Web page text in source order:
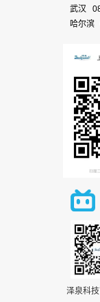
武汉
哈尔滨
泽泉科